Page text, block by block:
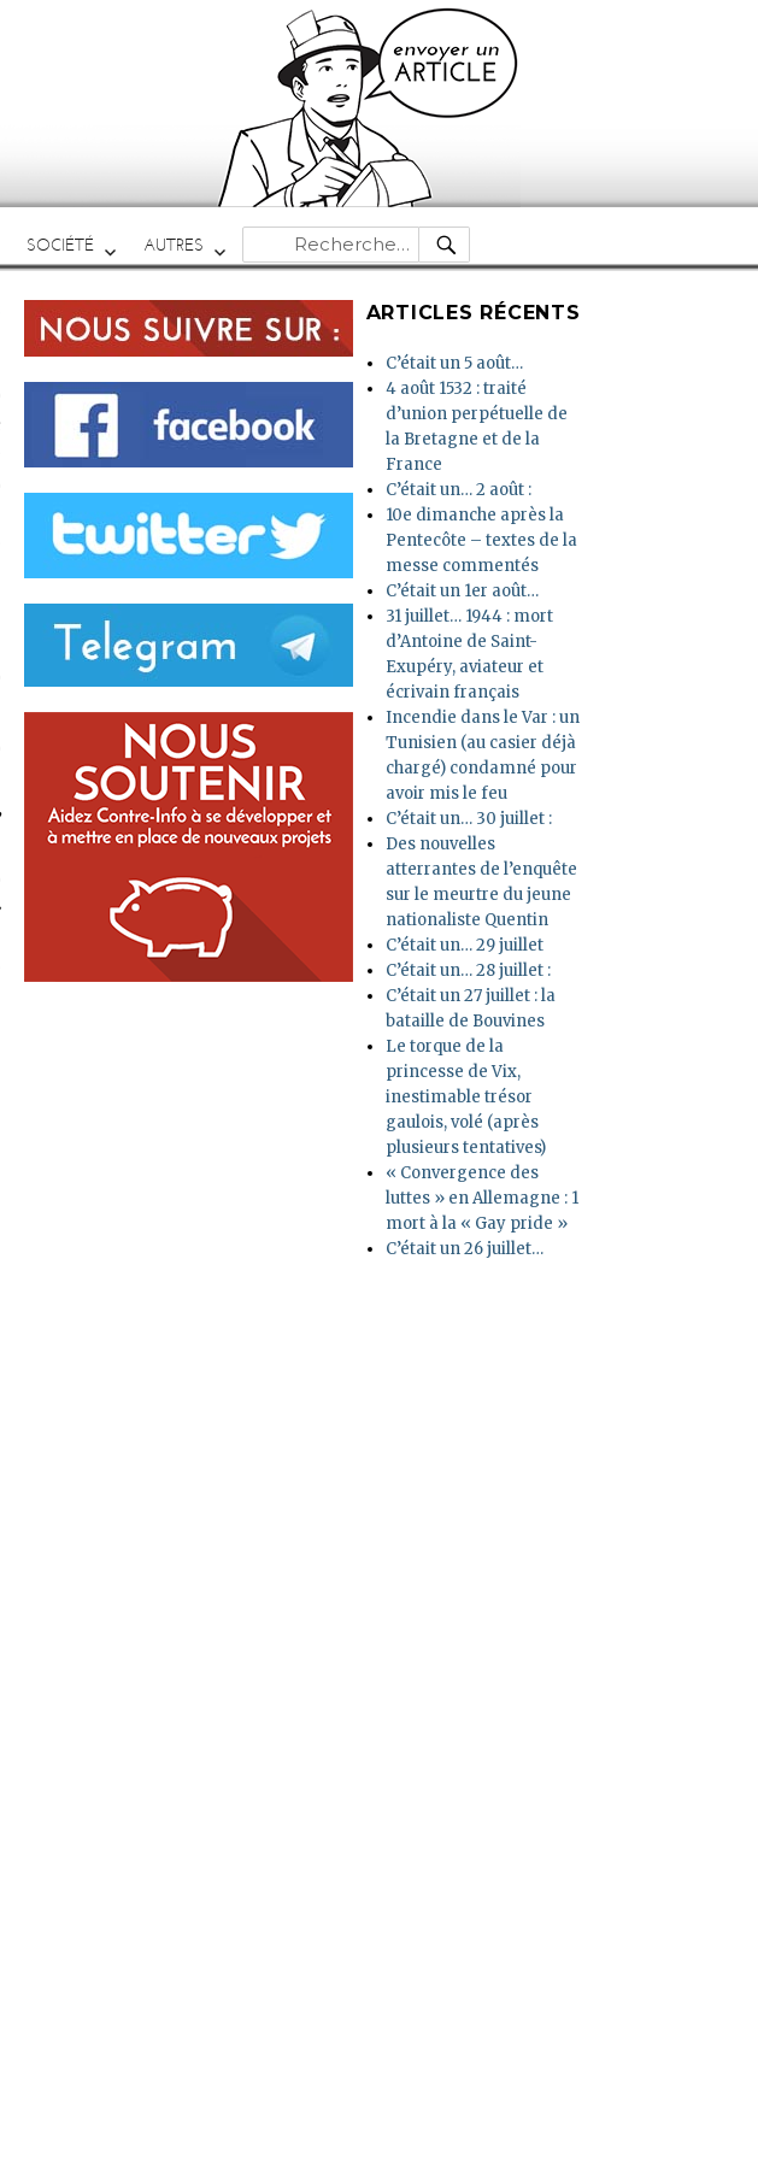
SOCIÉTÉ AUTRES
Recherche
pour :
RECHERCHE
ARTICLES RÉCENTS
C’était un 5 août…
4 août 1532 : traité
d’union perpétuelle de
la Bretagne et de la
France
C’était un… 2 août :
10e dimanche après la
Pentecôte – textes de la
messe commentés
C’était un 1er août…
31 juillet… 1944 : mort
d’Antoine de Saint-
Exupéry, aviateur et
écrivain français
Incendie dans le Var : un
Tunisien (au casier déjà
chargé) condamné pour
avoir mis le feu
C’était un… 30 juillet :
Des nouvelles
atterrantes de l’enquête
sur le meurtre du jeune
nationaliste Quentin
C’était un… 29 juillet
C’était un… 28 juillet :
C’était un 27 juillet : la
bataille de Bouvines
Le torque de la
princesse de Vix,
inestimable trésor
gaulois, volé (après
plusieurs tentatives)
« Convergence des
luttes » en Allemagne : 1
mort à la « Gay pride »
C’était un 26 juillet…